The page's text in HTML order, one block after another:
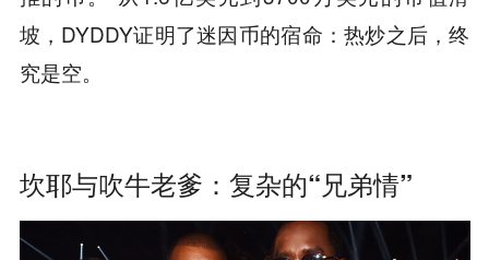
坡，DYDDY证明了迷因币的宿命：热炒之后，终
究是空。
坎耶与吹牛老爹：复杂的“兄弟情”